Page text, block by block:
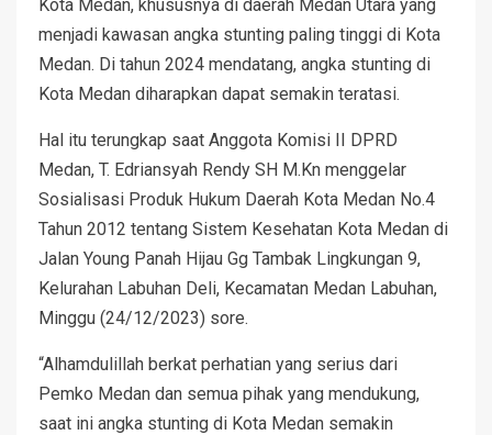
Kota Medan, khususnya di daerah Medan Utara yang
menjadi kawasan angka stunting paling tinggi di Kota
Medan. Di tahun 2024 mendatang, angka stunting di
Kota Medan diharapkan dapat semakin teratasi.
Hal itu terungkap saat Anggota Komisi II DPRD
Medan, T. Edriansyah Rendy SH M.Kn menggelar
Sosialisasi Produk Hukum Daerah Kota Medan No.4
Tahun 2012 tentang Sistem Kesehatan Kota Medan di
Jalan Young Panah Hijau Gg Tambak Lingkungan 9,
Kelurahan Labuhan Deli, Kecamatan Medan Labuhan,
Minggu (24/12/2023) sore.
“Alhamdulillah berkat perhatian yang serius dari
Pemko Medan dan semua pihak yang mendukung,
saat ini angka stunting di Kota Medan semakin